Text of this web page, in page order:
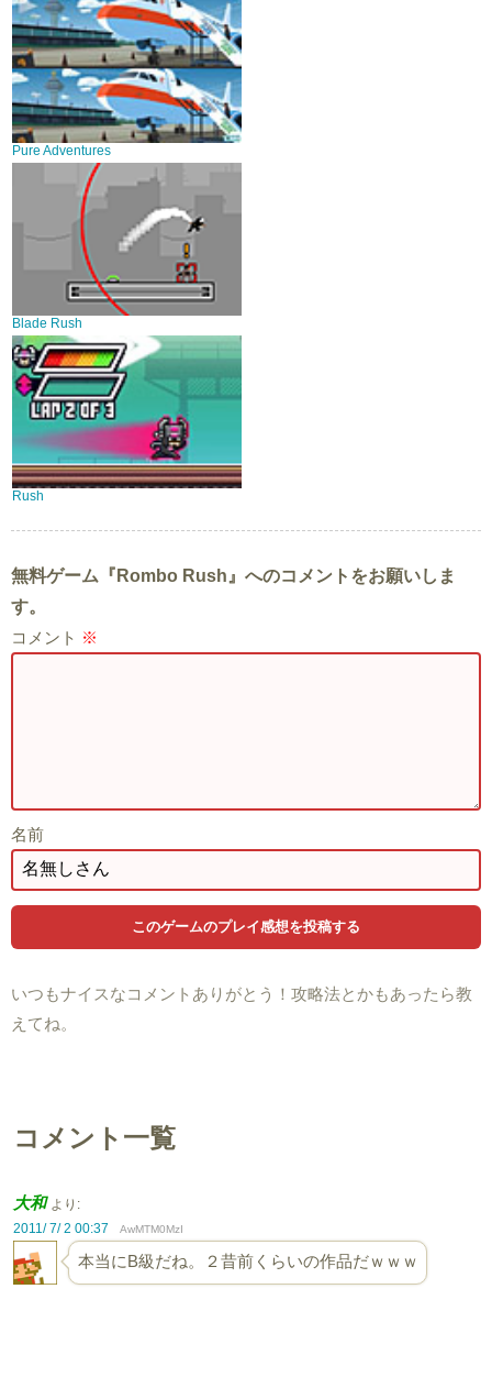
Pure Adventures
Blade Rush
Rush
無料ゲーム『Rombo Rush』へのコメントをお願いしま
す。
コメント ※
名前
いつもナイスなコメントありがとう！攻略法とかもあったら教
えてね。
コメント一覧
大和 より:
2011/ 7/ 2 00:37
AwMTM0MzI
本当にB級だね。２昔前くらいの作品だｗｗｗ